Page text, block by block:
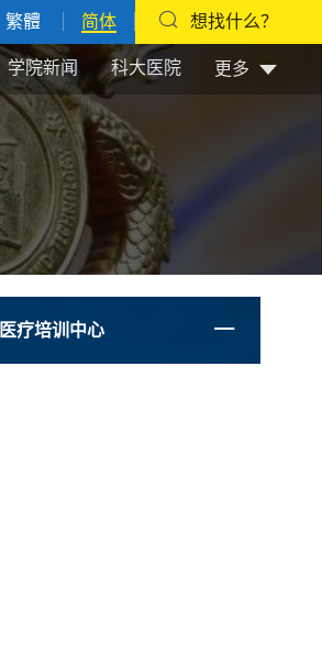
繁體 简体 想找什么？
学院新闻 科大医院 更多
医疗培训中心